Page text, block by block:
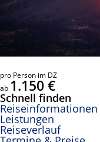
pro Person im DZ
ab 1.150 €
Schnell finden
Reiseinformationen
Leistungen
Reiseverlauf